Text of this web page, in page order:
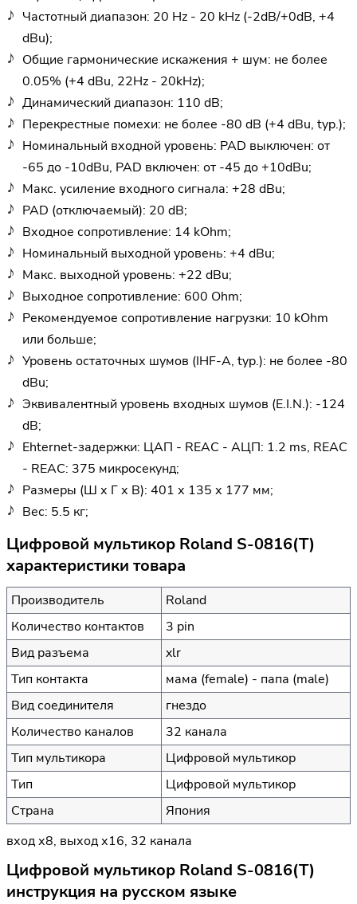
Частотный диапазон: 20 Hz - 20 kHz (-2dB/+0dB, +4
dBu);
Общие гармонические искажения + шум: не более
0.05% (+4 dBu, 22Hz - 20kHz);
Динамический диапазон: 110 dB;
Перекрестные помехи: не более -80 dB (+4 dBu, typ.);
Номинальный входной уровень: PAD выключен: от
-65 до -10dBu, PAD включен: от -45 до +10dBu;
Макс. усиление входного сигнала: +28 dBu;
PAD (отключаемый): 20 dB;
Входное сопротивление: 14 kOhm;
Номинальный выходной уровень: +4 dBu;
Макс. выходной уровень: +22 dBu;
Выходное сопротивление: 600 Ohm;
Рекомендуемое сопротивление нагрузки: 10 kOhm
или больше;
Уровень остаточных шумов (IHF-A, typ.): не более -80
dBu;
Эквивалентный уровень входных шумов (E.I.N.): -124
dB;
Ehternet-задержки: ЦАП - REAC - АЦП: 1.2 ms, REAC
- REAC: 375 микросекунд;
Размеры (Ш х Г х В): 401 х 135 х 177 мм;
Вес: 5.5 кг;
Цифровой мультикор Roland S-0816(T)
характеристики товара
Производитель
Roland
Количество контактов
3 pin
Вид разъема
xlr
Тип контакта
мама (female) - папа (male)
Вид соединителя
гнездо
Количество каналов
32 канала
Тип мультикора
Цифровой мультикор
Тип
Цифровой мультикор
Страна
Япония
вход х8, выход х16, 32 канала
Цифровой мультикор Roland S-0816(T)
инструкция на русском языке